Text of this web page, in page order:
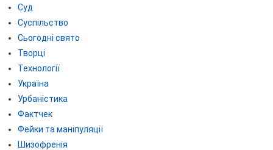
Суд
Суспільство
Сьогодні свято
Творці
Технології
Україна
Урбаністика
Фактчек
Фейки та маніпуляції
Шизофренія